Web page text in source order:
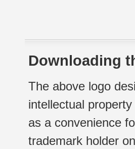
Downloading
The above logo
intellectual
as a convenience
trademark holder